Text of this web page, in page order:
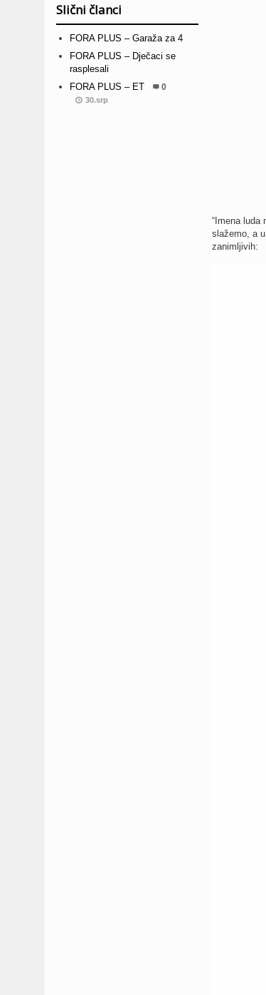
Slični članci
FORA PLUS – Garaža za 4
FORA PLUS – Dječaci se
rasplesali
FORA PLUS – ET
0
30.srp
“Imena luda
slažemo, a
zanimljivih: